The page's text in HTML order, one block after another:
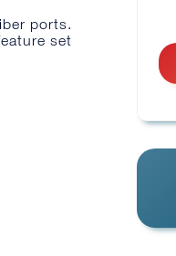
ports.
set